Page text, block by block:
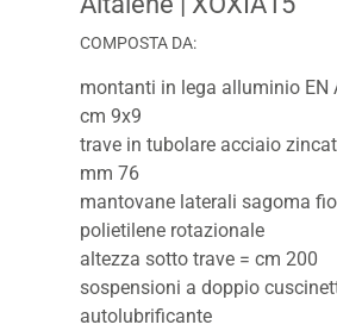
COMPOSTA DA:
montanti in lega alluminio EN
cm 9x9
trave in tubolare acciaio
mm 76
mantovane laterali sagoma
polietilene rotazionale
altezza sotto trave = cm 200
sospensioni a doppio
autolubrificante